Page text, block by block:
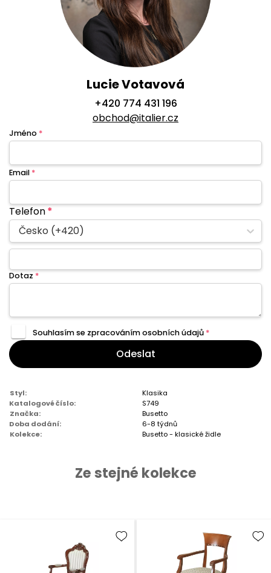
Lucie Votavová
+420 774 431 196
obchod@italier.cz
Jméno *
Email *
Telefon*
Česko (+420)
Dotaz *
Souhlasím se zpracovánímosobních údajů *
Odeslat
Styl:
Klasika
Katalogové číslo:
S749
Značka:
Busetto
Doba dodání:
6-8 týdnů
Kolekce:
Busetto - klasické židle
Ze stejné kolekce